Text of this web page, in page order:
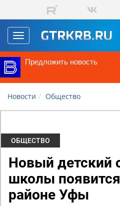
Перейти к основному содержанию
Toggle
navigation
Предложить новость
Новости Общество
ОБЩЕСТВО
Новый детский
школы
районе Уфы